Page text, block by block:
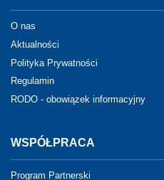
O nas
Aktualności
Polityka Prywatności
Regulamin
RODO - obowiązek informacyjny
WSPÓŁPRACA
Program Partnerski